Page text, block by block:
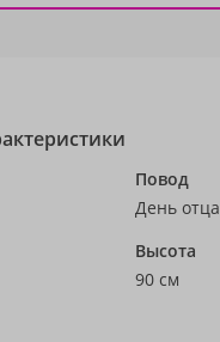
Повод
День отца
Высота
90 см